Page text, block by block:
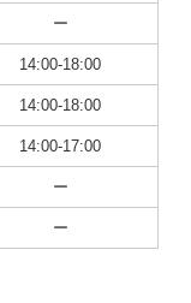
ー
14:00-18:00
14:00-18:00
14:00-17:00
ー
ー